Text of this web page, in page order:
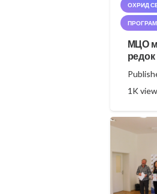
ОХРИД
МЦО
редок
1K